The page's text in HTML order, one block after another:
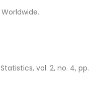
vol. 2, no. 4, pp.